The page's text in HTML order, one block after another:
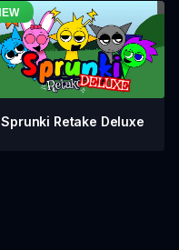
Sprunki Retake Deluxe